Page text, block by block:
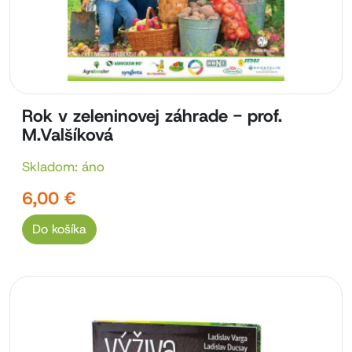
Rok v zeleninovej záhrade - prof.
M.Valšíková
Skladom: áno
6,00 €
Do košíka